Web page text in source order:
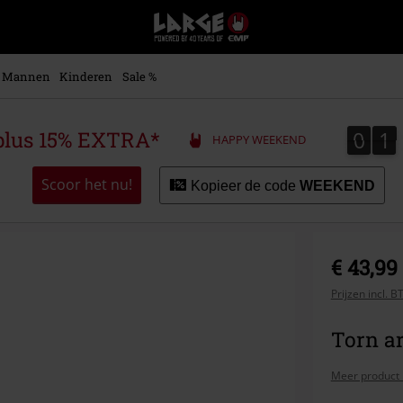
Large
–
Muziek-,
+
kleding
Mannen Kinderen Sale %
15% EXTRA* HAPPY WEEKEND 0
0 1
1
Scoor het nu! Kopieer de code WEEKEND
€ 43,99
Prijzen incl.
Torn
Meer